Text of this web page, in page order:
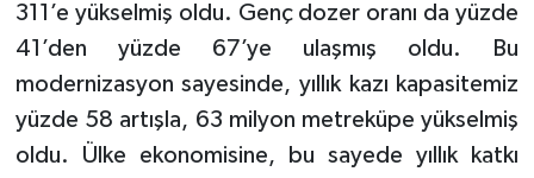
311’e yükselmiş oldu. Genç dozer oranı da yüzde
41’den yüzde 67’ye ulaşmış oldu. Bu
modernizasyon sayesinde, yıllık kazı kapasitemiz
yüzde 58 artışla, 63 milyon metreküpe yükselmiş
oldu. Ülke ekonomisine, bu sayede yıllık katkı